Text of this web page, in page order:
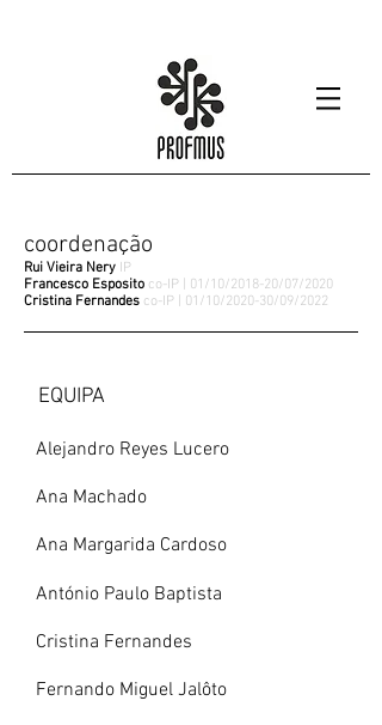
coordenação
Rui Vieira Nery IP
Francesco Esposito co-IP | 01/10/2018-20/07/2020
Cristina Fernandes co-IP | 01/10/2020-30/09/2022
EQUIPA
Alejandro Reyes Lucero
Ana Machado
Ana Margarida Cardoso
António Paulo Baptista
Cristina Fernandes
Fernando Miguel Jalôto